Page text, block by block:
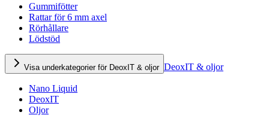
Gummifötter
Rattar för 6 mm axel
Rörhållare
Lödstöd
Visa underkategorier för DeoxIT & oljor DeoxIT & oljor
Nano Liquid
DeoxIT
Oljor